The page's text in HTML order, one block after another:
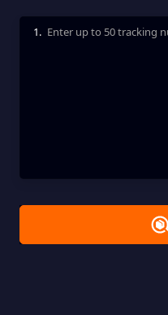
Enter up to 50 tracking
1.
Remove All